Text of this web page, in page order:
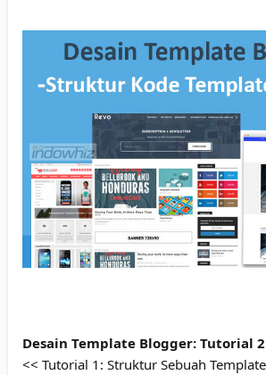
Desain Template Blogger: Tutorial 2
<< Tutorial 1: Struktur Sebuah